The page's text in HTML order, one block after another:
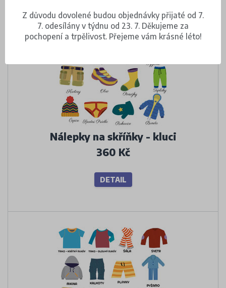
Nálepky na skříňky - kluci
360 Kč
DETAIL
Z důvodu dovolené budou objednávky přijaté od 7.
7. odesílány v týdnu od 23. 7. Děkujeme za
pochopení a trpělivost. Přejeme vám krásné léto!